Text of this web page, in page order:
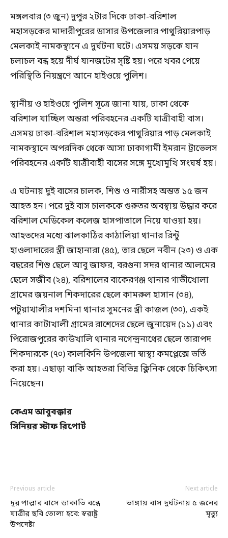
মঙ্গলবার (৩ জুন) দুপুর ২টার দিকে ঢাকা-বরিশাল
মহাসড়কের মাদারীপুরের ডাসার উপজেলার পাথুরিয়ারপাড়
মেলকাই নামকস্থানে এ দুর্ঘটনা ঘটে। এসময় সড়কে যান
চলাচল বন্ধ হয়ে দীর্ঘ যানজটের সৃষ্টি হয়। পরে খবর পেয়ে
পরিস্থিতি নিয়ন্ত্রণে আনে হাইওয়ে পুলিশ।
স্থানীয় ও হাইওয়ে পুলিশ সূত্রে জানা যায়, ঢাকা থেকে
বরিশাল যাচ্ছিল অন্তরা পরিবহনের একটি যাত্রীবাহী বাস।
এসময় ঢাকা-বরিশাল মহাসড়কের পাথুরিয়ার পাড় মেলকাই
নামকস্থানে অপরদিক থেকে আসা ঢাকাগামী ইমরান ট্রাভেলস
পরিবহনের একটি যাত্রীবাহী বাসের সঙ্গে মুখোমুখি সংঘর্ষ হয়।
এ ঘটনায় দুই বাসের চালক, শিশু ও নারীসহ অন্তত ১৫ জন
আহত হন। পরে দুই বাস চালককে গুরুতর অবস্থায় উদ্ধার করে
বরিশাল মেডিকেল কলেজ হাসপাতালে নিয়ে যাওয়া হয়।
আহতদের মধ্যে ঝালকাঠির কাঠালিয়া থানার রিন্টু
হাওলাদারের স্ত্রী জাহানারা (৪৫), তার ছেলে নবীন (২৩) ও এক
বছরের শিশু ছেলে আবু জাফর, বরগুনা সদর থানার আলমের
ছেলে সজীব (২৪), বরিশালের বাকেরগঞ্জ থানার গাভীখোলা
গ্রামের জয়নাল শিকদারের ছেলে কামরুল হাসান (৩৪),
পটুয়াখালীর দশমিনা থানার সুমনের স্ত্রী কাজল (৩০), একই
থানার কাটাখালী গ্রামের রাশেদের ছেলে জুনায়েদ (১১) এবং
পিরোজপুরের কাউখালি থানার নগেন্দ্রনাথের ছেলে তারাপদ
শিকদারকে (৭০) কালকিনি উপজেলা স্বাস্থ্য কমপ্লেক্সে ভর্তি
করা হয়। এছাড়া বাকি আহতরা বিভিন্ন ক্লিনিক থেকে চিকিৎসা
নিয়েছেন।
কেএম আবুবক্কার
সিনিয়র স্টাফ রিপোর্ট
Previous article
দূর পাল্লার বাসে ডাকাতি বন্ধে
যাত্রীর ছবি তোলা হবে: স্বরাষ্ট্র
উপদেষ্টা
Next article
ভাঙ্গায় বাস দুর্ঘটনায় ৫ জনের
মৃত্যু